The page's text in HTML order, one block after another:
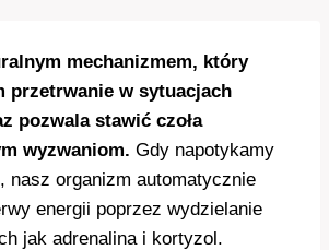
mechanizmem, który
przetrwanie w sytuacjach
pozwala stawić czoła
wyzwaniom. Gdy napotykamy
nasz organizm automatycznie
energii poprzez wydzielanie
jak adrenalina i kortyzol.